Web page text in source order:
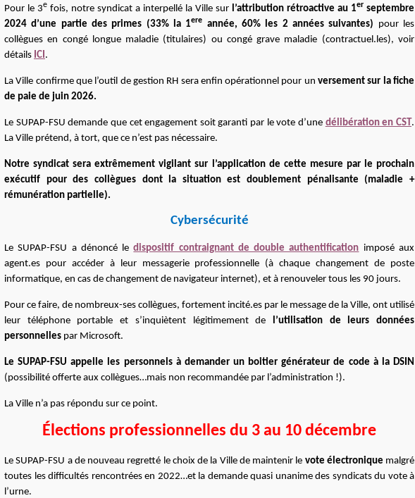
Pour le 3e fois, notre syndicat a interpellé la Ville sur l’attribution rétroactive au 1er septembre
2024 d’une partie des primes (33% la 1ere année, 60% les 2 années suivantes) pour les
collègues en congé longue maladie (titulaires) ou congé grave maladie (contractuel.les), voir
détails ICI.
La Ville confirme que l’outil de gestion RH sera enfin opérationnel pour unversement sur la fiche
de paie de juin 2026.
Le SUPAP-FSU demande que cet engagement soit garanti par le vote d’une délibération en CST .
La Ville prétend, à tort, que ce n’est pas nécessaire.
Notre syndicat sera extrêmement vigilant sur l’application de cette mesure par le prochain
exécutif pour des collègues dont la situation est doublement pénalisante (maladie +
rémunération partielle).
Cybersécurité
Le SUPAP-FSU a dénoncé ledispositif contraignant de double authentification imposé aux
agent.es pour accéder à leur messagerie professionnelle (à chaque changement de poste
informatique, en cas de changement de navigateur internet), et à renouveler tous les 90 jours.
Pour ce faire, de nombreux-ses collègues, fortement incité.es par le message de la Ville, ont utilisé
leur téléphone portable et s’inquiètent légitimement de l’utilisation de leurs données
personnelles par Microsoft.
Le SUPAP-FSU appelle les personnels à demander un boitier générateur de code à la DSIN
(possibilité offerte aux collègues…mais non recommandée par l’administration !).
La Ville n’a pas répondu sur ce point.
Élections professionnelles du 3 au 10 décembre
Le SUPAP-FSU a de nouveau regretté le choix de la Ville de maintenir le vote électronique malgré
toutes les difficultés rencontrées en 2022…et la demande quasi unanime des syndicats du vote à
l’urne.